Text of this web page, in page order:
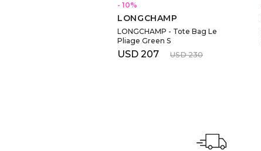
10
LONGCHAMP
LONGCHAMP - Tote Bag Le
Pliage Green S
USD 207 USD 230